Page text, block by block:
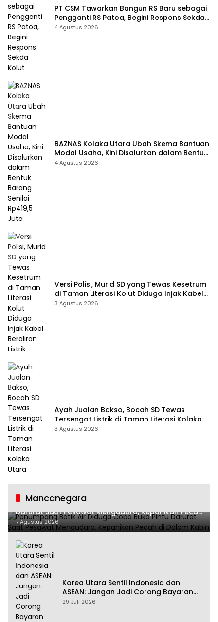
PT CSM Tawarkan Bangun RS Baru sebagai
Pengganti RS Patoa, Begini Respons Sekda
Kolut
4 Agustus 2026
BAZNAS Kolaka Utara Ubah Skema Bantuan
Modal Usaha, Kini Disalurkan dalam Bentuk
Barang Senilai Rp419,5 Juta
4 Agustus 2026
Versi Polisi, Murid SD yang Tewas Kesetrum
di Taman Literasi Kolut Diduga Injak Kabel
Beraliran Listrik
3 Agustus 2026
Ayah Jualan Bakso, Bocah SD Tewas
Tersengat Listrik di Taman Literasi Kolaka
Utara
3 Agustus 2026
Mancanegara
Penumpang Batik Air Diduga Coba Buka Pintu
Darurat Saat Pesawat Mengudara, Kepanikan Pecah
di Dalam Kabin
7 Agustus 2026
Korea Utara Sentil Indonesia dan
ASEAN: Jangan Jadi Corong Bayaran
Amerika Serikat
29 Juli 2026